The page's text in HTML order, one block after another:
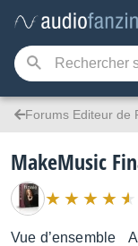
Forums Editeur de
MakeMusic
Vue d’ensemble